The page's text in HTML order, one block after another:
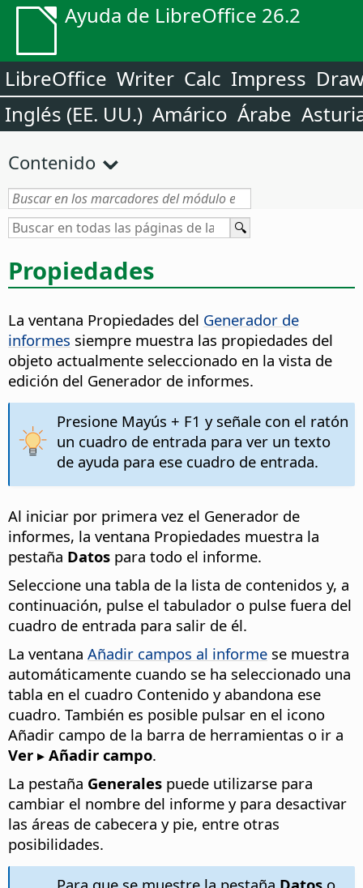
Ayuda de LibreOffice 26.2
LibreOffice Writer Calc Impress
Inglés (EE. UU.) Amárico Árabe
Contenido
Propiedades
La ventana Propiedades del Generador de
informes siempre muestra las propiedades del
objeto actualmente seleccionado en la vista de
edición del Generador de informes.
Presione Mayús + F1 y señale con el ratón
un cuadro de entrada para ver un texto
de ayuda para ese cuadro de entrada.
Al iniciar por primera vez el Generador de
informes, la ventana Propiedades muestra la
pestaña Datos para todo el informe.
Seleccione una tabla de la lista de contenidos y, a
continuación, pulse el tabulador o pulse fuera del
cuadro de entrada para salir de él.
La ventana Añadir campos al informe se muestra
automáticamente cuando se ha seleccionado una
tabla en el cuadro Contenido y abandona ese
cuadro. También es posible pulsar en el icono
Añadir campo de la barra de herramientas o ir a
Ver ▸ Añadir campo.
La pestaña Generales puede utilizarse para
cambiar el nombre del informe y para desactivar
las áreas de cabecera y pie, entre otras
posibilidades.